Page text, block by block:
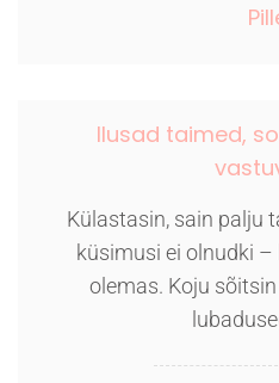
Ilusad taimed,
Külastasin, sain palju
küsimusi ei olnudki
olemas. Koju sõitsin